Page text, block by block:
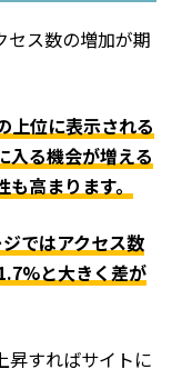
セス数の増加が期
上位に表示される
入る機会が増える
高まります。
ではアクセス数
と大きく差が
昇すればサイトに